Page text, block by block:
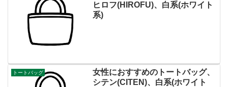
ヒロフ(HIROFU)、白系(ホワイト
系)
トートバッグ
女性におすすめのトートバッグ、
シテン(CITEN)、白系(ホワイト